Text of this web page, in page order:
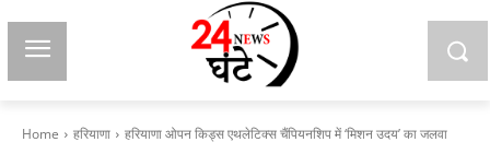
Home हरियाणा हरियाणा ओपन किड्स एथलेटिक्स चैंपियनशिप में ‘मिशन उदय’ का जलवा